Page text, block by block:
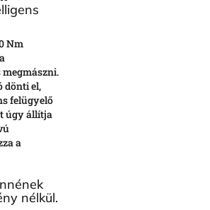
Nm
megmászni.
dönti el,
felügyelő
úgy állítja
a
nélkül.